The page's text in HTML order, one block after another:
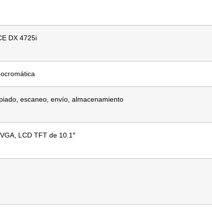
DX 4725i
escaneo, envío, almacenamiento
LCD TFT de 10.1″